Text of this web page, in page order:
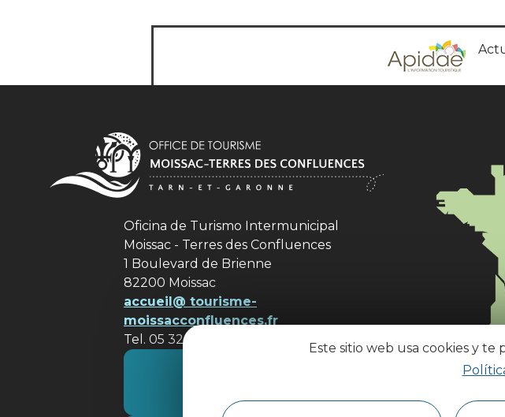
Este sitio web usa cookies y
Oficina de Turismo Intermunicipal
Moissac - Terres des Confluences
1 Boulevard de Brienne
82200 Moissac
accueil@ tourisme-
moissacconfluences.fr
Tel. 05 32 09 69 36